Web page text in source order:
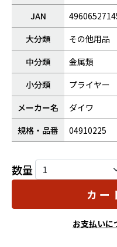
JAN
大分類
その他用品
中分類
金属類
小分類
プライヤー
メーカー名
ダイワ
規格・品番
04910225
数量
カー
お支払いに